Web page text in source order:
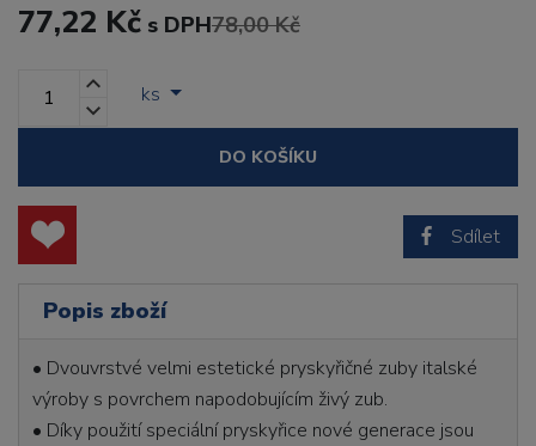
77,22 Kč s DPH78,00 Kč
ks
DO KOŠÍKU
Sdílet
Popis zboží
• Dvouvrstvé velmi estetické pryskyřičné zuby italské
výroby s povrchem napodobujícím živý zub.
• Díky použití speciální pryskyřice nové generace jsou